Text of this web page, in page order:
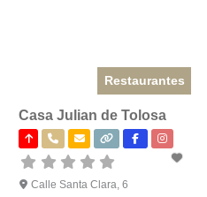
Restaurantes
Casa Julian de Tolosa
Calle Santa Clara, 6